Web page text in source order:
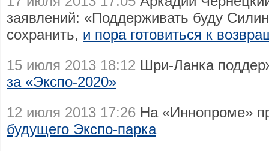
заявлений: «Поддерживать буду
сохранить, и пора готовиться к
15 июля 2013 18:12 Шри-Ланка
за «Экспо-2020»
12 июля 2013 17:26 На «Иннопроме»
будущего Экспо-парка